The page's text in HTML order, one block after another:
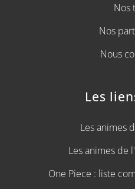
Nos
Nos
Nous
Les
Les animes
Les animes de
One Piece : liste